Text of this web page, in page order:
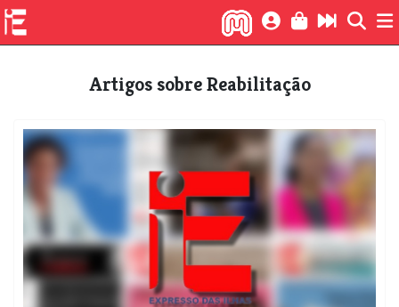
Artigos sobre Reabilitação